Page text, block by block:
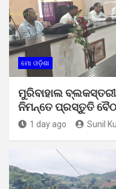
ମୋ ଓଡ଼ିଶା
ମୁରିବାହାଲ
ନିମନ୍ତେ ପ୍ରସ୍ତୁତି
1 day ago Sunil